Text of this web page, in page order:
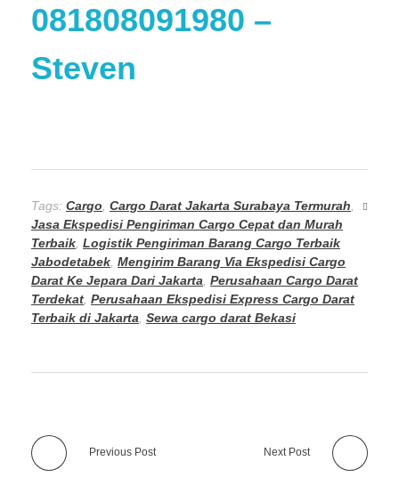
081808091980 –
Steven
Tags: Cargo Cargo Darat Jakarta Surabaya Termurah
Jasa Ekspedisi Pengiriman Cargo Cepat dan Murah
Terbaik Logistik Pengiriman Barang Cargo Terbaik
Jabodetabek Mengirim Barang Via Ekspedisi Cargo
Darat Ke Jepara Dari Jakarta Perusahaan Cargo Darat
Terdekat Perusahaan Ekspedisi Express Cargo Darat
Terbaik di Jakarta Sewa cargo darat Bekasi
Previous Post Next Post